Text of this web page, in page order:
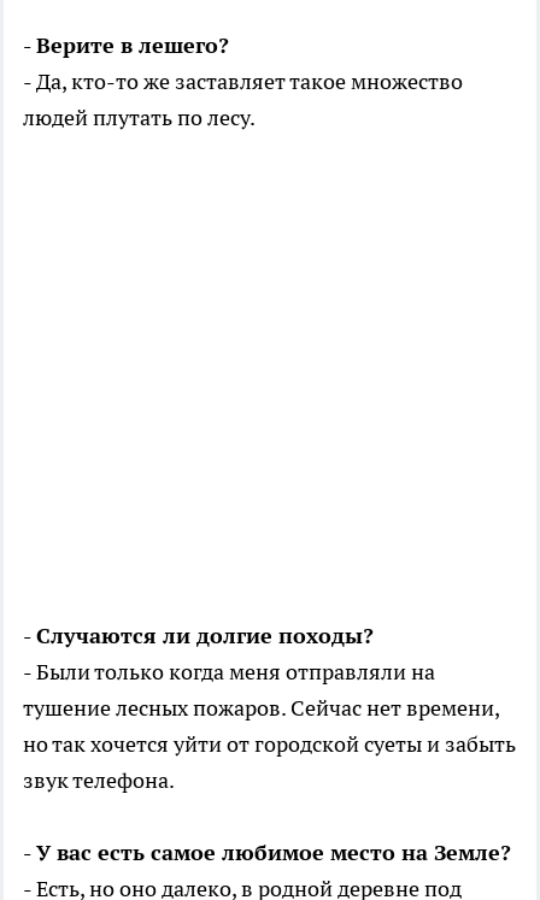
- Верите в лешего?
- Да, кто-то же заставляет такое множество
людей плутать по лесу.
- Случаются ли долгие походы?
- Были только когда меня отправляли на
тушение лесных пожаров. Сейчас нет времени,
но так хочется уйти от городской суеты и забыть
звук телефона.
- У вас есть самое любимое место на Земле?
- Есть, но оно далеко, в родной деревне под